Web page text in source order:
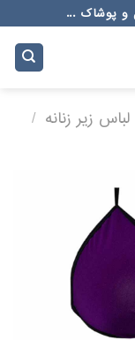
و پوشاک ...
لباس زیر زنانه /